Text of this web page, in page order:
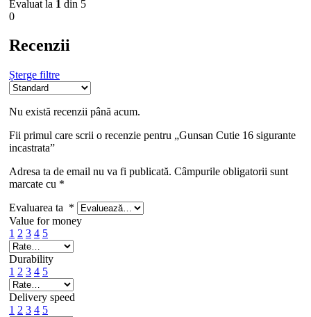
Evaluat la 1 din 5
0
Recenzii
Șterge filtre
Nu există recenzii până acum.
Fii primul care scrii o recenzie pentru „Gunsan Cutie 16 sigurante
incastrata”
Adresa ta de email nu va fi publicată. Câmpurile obligatorii sunt
marcate cu *
Evaluarea ta *
Value for money
1 2 3 4 5
Durability
1 2 3 4 5
Delivery speed
1 2 3 4 5